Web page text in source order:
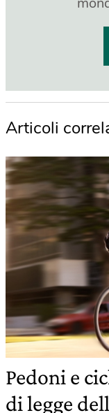
Articoli
Pedoni e
di legge